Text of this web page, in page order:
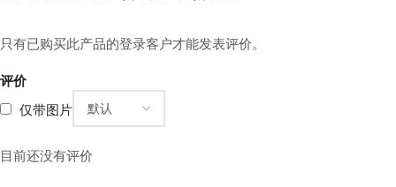
评价
仅带图片
目前还没有评价
只有已购买此产品的登录客户才能发表评价。